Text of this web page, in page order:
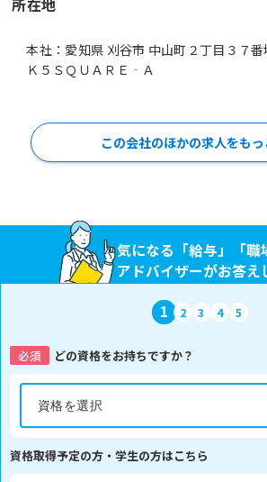
所在地
本社：愛知県 刈谷市 中山町２丁目３７
Ｋ５ＳＱＵＡＲＥ‐Ａ
この会社のほかの求人をも
気になる「給与」「職
アドバイザーがお答え
1 2 3 4 5
必須 どの資格をお持ちですか？
資格取得予定の方・学生の方はこちら